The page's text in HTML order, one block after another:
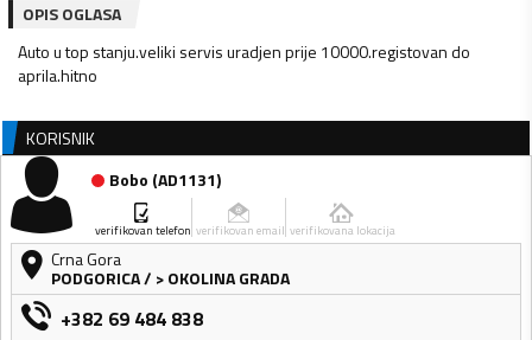
OPIS OGLASA
Auto u top stanju.veliki servis uradjen prije 10000.registovan do
aprila.hitno
KORISNIK
Bobo (AD1131)
verifikovan telefon verifikovan email verifikovana lokacija
Crna Gora
PODGORICA/ > OKOLINA GRADA
+382 69 484 838